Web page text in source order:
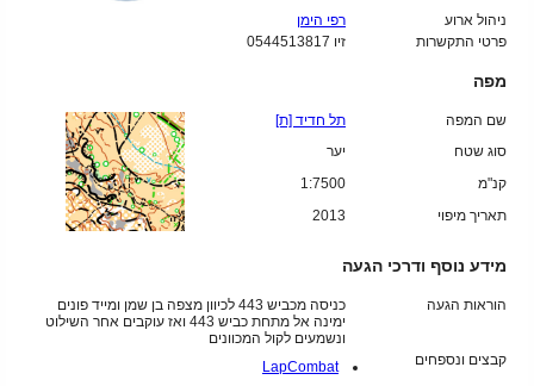
ניהול ארוע
רפי הימן
פרטי התקשרות
זיו 0544513817
מפה
שם המפה
תל חדיד [ת]
סוג שטח
יער
קנ"מ
1:7500
תאריך מיפוי
2013
מידע נוסף ודרכי הגעה
הוראות הגעה
כניסה מכביש 443 לכיוון מצפה בן שמן ומייד פונים
ימינה אל מתחת כביש 443 ואז עוקבים אחר השילוט
ונשמעים לקול המכוונים
קבצים ונספחים
LapCombat